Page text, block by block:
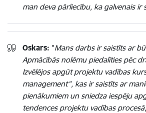
man deva pārliecību, ka galvenais ir
Oskars: "Mans darbs ir saistīts ar
Apmācībās nolēmu piedalīties pēc
Izvēlējos apgūt projektu vadības
management”, kas ir saistīts ar
pienākumiem un sniedza iespēju
tendences projektu vadības